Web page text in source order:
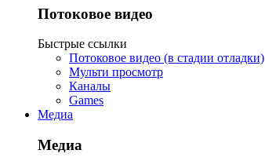
Потоковое видео
Быстрые ссылки
Потоковое видео (в стадии отладки)
Мульти просмотр
Каналы
Games
Медиа
Медиа